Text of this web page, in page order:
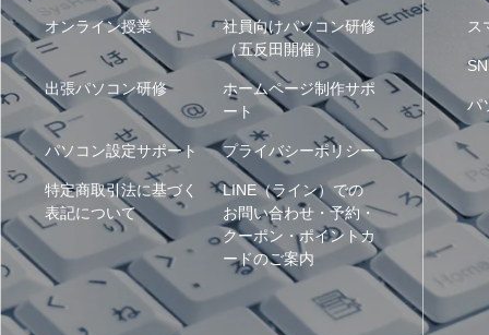
オンライン授業
社員向けパソコン研修
（五反田開催）
出張パソコン研修
ホームページ制作サポ
ート
パソコン設定サポート プライバシーポリシー
特定商取引法に基づく
表記について
LINE（ライン）での
お問い合わせ・予約・
クーポン・ポイントカ
ードのご案内
ス
パ